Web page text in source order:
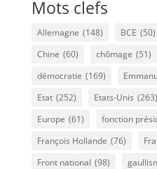
Mots clefs
Allemagne (148) BCE (50)
Chine (60) chômage (51)
démocratie (169)
Etat (252) Etats-Unis (263)
Europe (61) fonction
François Hollande (76)
Front national (98)